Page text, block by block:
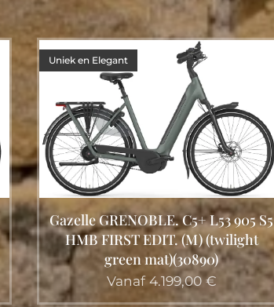
Gazelle GRENOBLE. C5+ L53 905 S5
HMB FIRST EDIT. (M) (twilight
green mat)(30890)
Uniek en Elegant
Vanaf4.199,00€